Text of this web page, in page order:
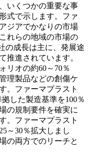
いくつかの重要な事
式で示します。ファ
ジアでかなりの市場
れらの地域の市場の
の成長は主に、発展途
推進されています。
リオの約60～70％
理製品などの創傷ケ
。ファーマプラスト
した製造基準を100％
の規制要件を確実に
。ファーマプラスト
～30％拡大しまし
の両方でのリーチと